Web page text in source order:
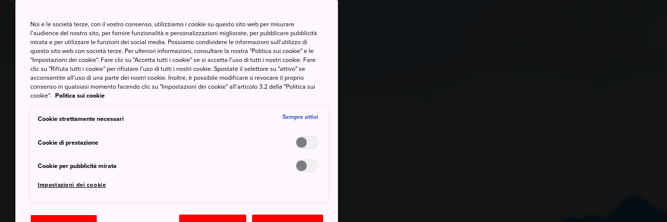
Noi e le società terze, con il vostro consenso, utilizziamo i cookie su questo sito web per misurare
l'audience del nostro sito, per fornire funzionalità e personalizzazioni migliorate, per pubblicare pubblicità
mirata e per utilizzare le funzioni dei social media. Possiamo condividere le informazioni sull'utilizzo di
questo sito web con società terze. Per ulteriori informazioni, consultare la nostra "Politica sui cookie" e le
"Impostazioni dei cookie". Fare clic su "Accetta tutti i cookie" se si accetta l'uso di tutti i nostri cookie. Fare
clic su "Rifiuta tutti i cookie" per rifiutare l'uso di tutti i nostri cookie. Spostate il selettore su "attivo" se
acconsentite all'uso di una parte dei nostri cookie. Inoltre, è possibile modificare o revocare il proprio
consenso in qualsiasi momento facendo clic su "Impostazioni dei cookie" all'articolo 3.2 della "Politica sui
cookie". Politica sui cookie
Cookie strettamente necessari Sempre attivi
Cookie di prestazione
Cookie per pubblicità mirata
Impostazioni dei cookie